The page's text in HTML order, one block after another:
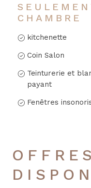
CHAMBRE
kitchenette
Coin Salon
Teinturerie et
payant
Fenêtres
OFFRES